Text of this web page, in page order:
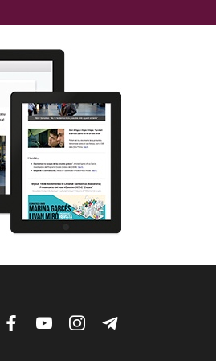
TwitterFacebook
YouTubeInstagram